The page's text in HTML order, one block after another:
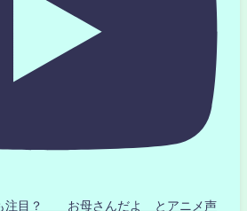
注目？ お母さんだよ とアニメ声